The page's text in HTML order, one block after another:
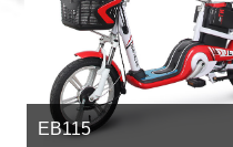
EB115